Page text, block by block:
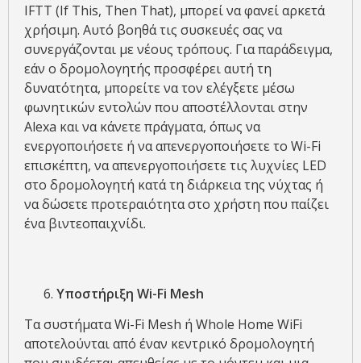
IFTT (If This, Then That), μπορεί να φανεί αρκετά
χρήσιμη. Αυτό βοηθά τις συσκευές σας να
συνεργάζονται με νέους τρόπους. Για παράδειγμα,
εάν ο δρομολογητής προσφέρει αυτή τη
δυνατότητα, μπορείτε να τον ελέγξετε μέσω
φωνητικών εντολών που αποστέλλονται στην
Alexa και να κάνετε πράγματα, όπως να
ενεργοποιήσετε ή να απενεργοποιήσετε το Wi-Fi
επισκέπτη, να απενεργοποιήσετε τις λυχνίες LED
στο δρομολογητή κατά τη διάρκεια της νύχτας ή
να δώσετε προτεραιότητα στο χρήστη που παίζει
ένα βιντεοπαιχνίδι.
Υποστήριξη Wi-Fi Mesh
Τα συστήματα Wi-Fi Mesh ή Whole Home WiFi
αποτελούνται από έναν κεντρικό δρομολογητή